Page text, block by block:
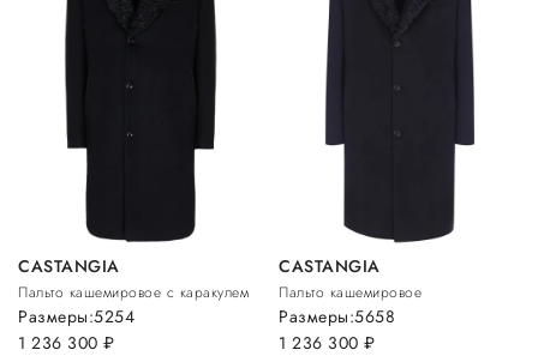
CASTANGIA
Пальто кашемировое с каракулем
1 236 300 руб.
Размеры:5254
CASTANGIA
Пальто кашемировое
1 236 300руб.
Размеры:5658